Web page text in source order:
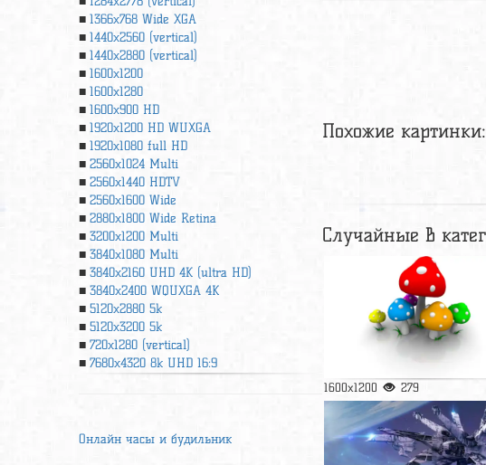
1366х768 Wide XGA
1440x2560 (vertical)
1440x2880 (vertical)
1600x1200
1600x1280
1600x900 HD
1920x1200 HD WUXGA
1920х1080 full HD
2560x1024 Multi
2560x1440 HDTV
2560x1600 Wide
2880x1800 Wide Retina
3200x1200 Multi
3840x1080 Multi
3840x2160 UHD 4К (ultra HD)
3840x2400 WQUXGA 4K
5120x2880 5k
5120x3200 5k
720x1280 (vertical)
7680x4320 8k UHD 16:9
Онлайн часы и будильник
Похожие картинки:
Случайные в
1600x1200 279